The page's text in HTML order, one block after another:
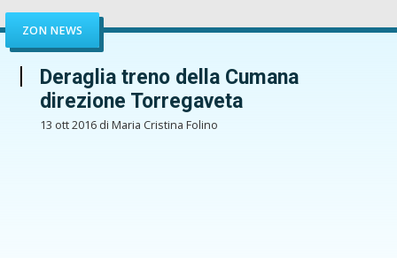
ZON NEWS
Deraglia treno della Cumana
direzione Torregaveta
13 ott 2016 di Maria Cristina Folino